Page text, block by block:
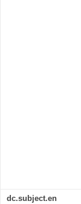
dc.subject.en